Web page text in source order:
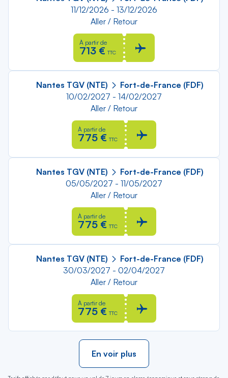
11/12/2026 - 13/12/2026
Aller / Retour
À partir de
713 € TTC
Nantes TGV (NTE)
Fort-de-France (FDF)
10/02/2027 - 14/02/2027
Aller / Retour
À partir de
775 € TTC
Nantes TGV (NTE)
Fort-de-France (FDF)
05/05/2027 - 11/05/2027
Aller / Retour
À partir de
775 € TTC
Nantes TGV (NTE)
Fort-de-France (FDF)
30/03/2027 - 02/04/2027
Aller / Retour
À partir de
775 € TTC
En voir plus